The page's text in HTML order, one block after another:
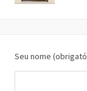
Seu nome